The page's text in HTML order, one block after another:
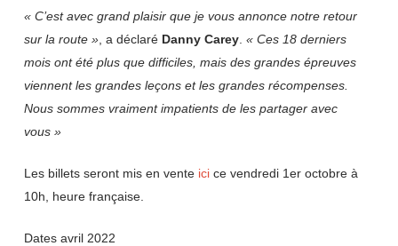
« C’est avec grand plaisir que je vous annonce notre retour
sur la route », a déclaré Danny Carey. « Ces 18 derniers
mois ont été plus que difficiles, mais des grandes épreuves
viennent les grandes leçons et les grandes récompenses.
Nous sommes vraiment impatients de les partager avec
vous »
Les billets seront mis en vente icice vendredi 1er octobre à
10h, heure française.
Dates avril 2022